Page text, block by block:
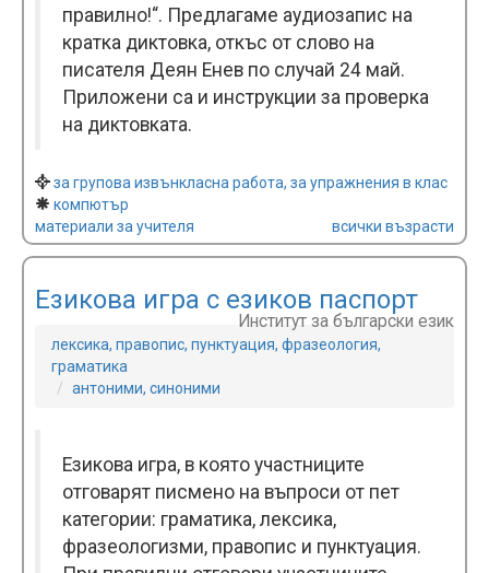
правилно!“. Предлагаме аудиозапис на
кратка диктовка, откъс от слово на
писателя Деян Енев по случай 24 май.
Приложени са и инструкции за проверка
на диктовката.
за групова извънкласна работа, за упражнения в клас
компютър
материали за учителя
всички възрасти
Езикова игра с езиков паспорт
Институт за български език
лексика, правопис, пунктуация, фразеология,
граматика
антоними, синоними
Езикова игра, в която участниците
отговарят писмено на въпроси от пет
категории: граматика, лексика,
фразеологизми, правопис и пунктуация.